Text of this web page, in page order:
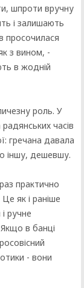
шпроти вручну
і залишають
просочилася
з вином, -
в жодній
роль. У
часів
гречана давала
іншу, дешевшу.
практично
як і раніше
ручне
в банці
- вони